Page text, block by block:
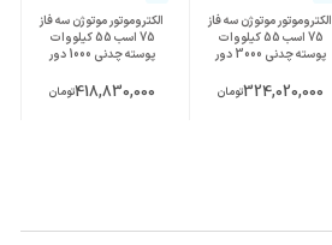
الکتروموتور موتوژن سه فاز
75 اسب 55 کیلووات
پوسته چدنی 3000 دور
324,020,000تومان
الکتروموتور موتوژن سه فاز
75 اسب 55 کیلووات
پوسته چدنی 1000 دور
418,830,000تومان